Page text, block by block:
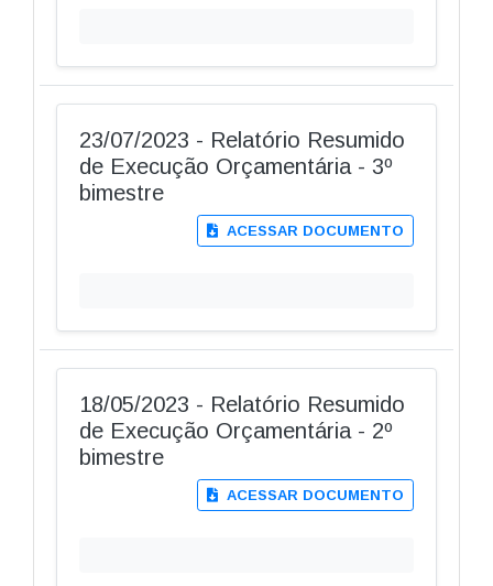
23/07/2023 - Relatório Resumido
de Execução Orçamentária - 3º
bimestre
ACESSAR DOCUMENTO
18/05/2023 - Relatório Resumido
de Execução Orçamentária - 2º
bimestre
ACESSAR DOCUMENTO